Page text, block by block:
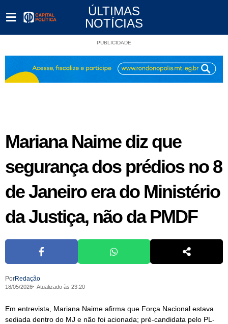
ÚLTIMAS
NOTÍCIAS
PUBLICIDADE
Mariana Naime diz que
segurança dos prédios no 8
de Janeiro era do Ministério
da Justiça, não da PMDF
PorRedação
18/05/2026 Atualizado às 23:20
Em entrevista, Mariana Naime afirma que Força Nacional estava
sediada dentro do MJ e não foi acionada; pré-candidata pelo PL-